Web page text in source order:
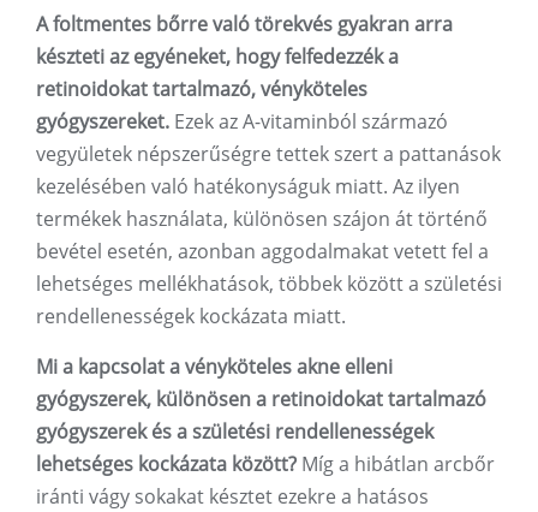
A foltmentes bőrre való törekvés gyakran arra
készteti az egyéneket, hogy felfedezzék a
retinoidokat tartalmazó, vényköteles
gyógyszereket. Ezek az A-vitaminból származó
vegyületek népszerűségre tettek szert a pattanások
kezelésében való hatékonyságuk miatt. Az ilyen
termékek használata, különösen szájon át történő
bevétel esetén, azonban aggodalmakat vetett fel a
lehetséges mellékhatások, többek között a születési
rendellenességek kockázata miatt.
Mi a kapcsolat a vényköteles akne elleni
gyógyszerek, különösen a retinoidokat tartalmazó
gyógyszerek és a születési rendellenességek
lehetséges kockázata között? Míg a hibátlan arcbőr
iránti vágy sokakat késztet ezekre a hatásos